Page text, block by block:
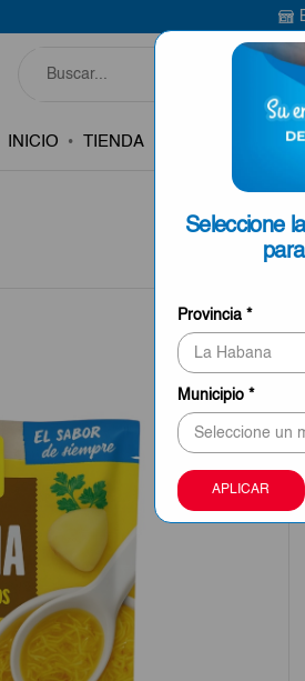
Seleccione
Provincia *
Municipio *
APLICAR
INICIO TIENDA